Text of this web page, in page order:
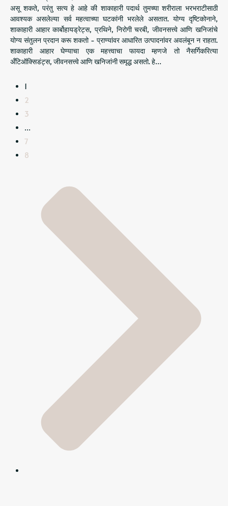
असू शकते, परंतु सत्य हे आहे की शाकाहारी पदार्थ तुमच्या शरीराला भरभराटीसाठी
आवश्यक असलेल्या सर्व महत्वाच्या घटकांनी भरलेले असतात. योग्य दृष्टिकोनाने,
शाकाहारी आहार कार्बोहायड्रेट्स, प्रथिने, निरोगी चरबी, जीवनसत्त्वे आणि खनिजांचे
योग्य संतुलन प्रदान करू शकतो - प्राण्यांवर आधारित उत्पादनांवर अवलंबून न राहता.
शाकाहारी आहार घेण्याचा एक महत्त्वाचा फायदा म्हणजे तो नैसर्गिकरित्या
अँटिऑक्सिडंट्स, जीवनसत्त्वे आणि खनिजांनी समृद्ध असतो. हे…
1
2
3
…
7
8